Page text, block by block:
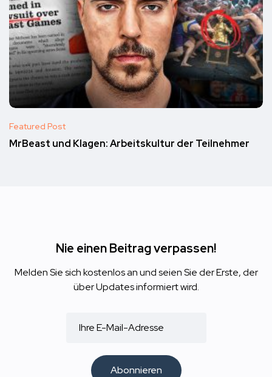
Featured Post
MrBeast und Klagen: Arbeitskultur der Teilnehmer
Nie einen Beitrag verpassen!
Melden Sie sich kostenlos an und seien Sie der Erste, der
über Updates informiert wird.
Abonnieren